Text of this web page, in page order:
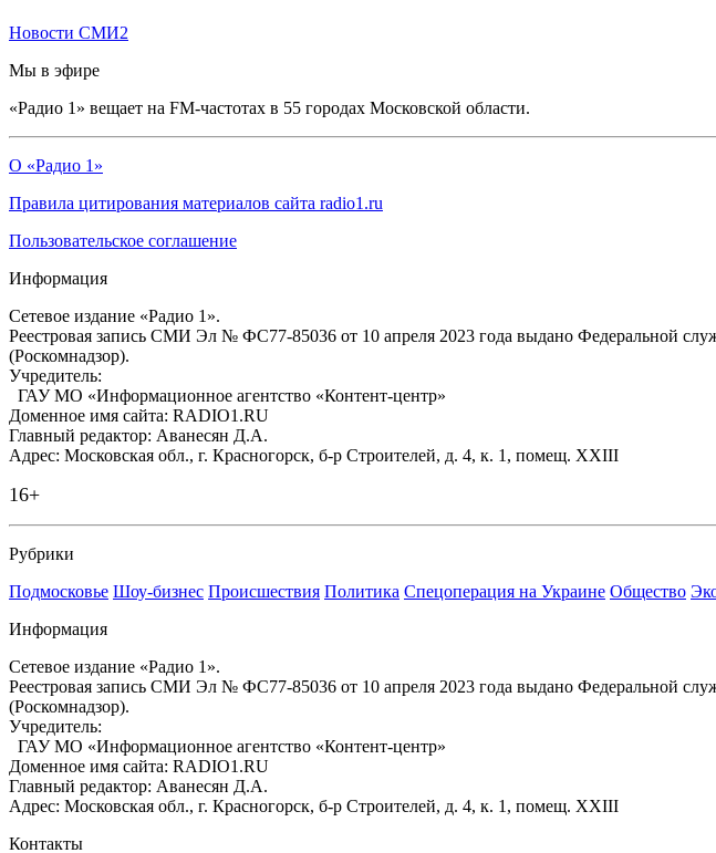
Новости СМИ2
Мы в эфире
«Радио 1» вещает на FM-частотах в 55 городах Московской области.
О «Радио 1»
Правила цитирования материалов сайта radio1.ru
Пользовательское соглашение
Информация
Сетевое издание «Радио 1».
Реестровая запись СМИ Эл № ФС77-85036 от 10 апреля 2023 года выдано Федеральной
(Роскомнадзор).
Учредитель:
ГАУ МО «Информационное агентство «Контент-центр»
Доменное имя сайта: RADIO1.RU
Главный редактор: Аванесян Д.А.
Адрес: Московская обл., г. Красногорск, б-р Строителей, д. 4, к. 1, помещ. XXIII
16+
Рубрики
Подмосковье Шоу-бизнес Происшествия Политика Спецоперация на Украине Общество
Информация
Сетевое издание «Радио 1».
Реестровая запись СМИ Эл № ФС77-85036 от 10 апреля 2023 года выдано Федеральной
(Роскомнадзор).
Учредитель:
ГАУ МО «Информационное агентство «Контент-центр»
Доменное имя сайта: RADIO1.RU
Главный редактор: Аванесян Д.А.
Адрес: Московская обл., г. Красногорск, б-р Строителей, д. 4, к. 1, помещ. XXIII
Контакты